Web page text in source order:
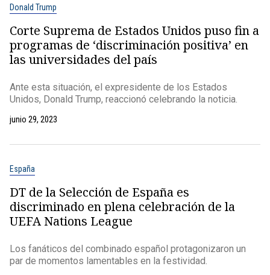
Donald Trump
Corte Suprema de Estados Unidos puso fin a
programas de ‘discriminación positiva’ en
las universidades del país
Ante esta situación, el expresidente de los Estados
Unidos, Donald Trump, reaccionó celebrando la noticia.
junio 29, 2023
España
DT de la Selección de España es
discriminado en plena celebración de la
UEFA Nations League
Los fanáticos del combinado español protagonizaron un
par de momentos lamentables en la festividad.